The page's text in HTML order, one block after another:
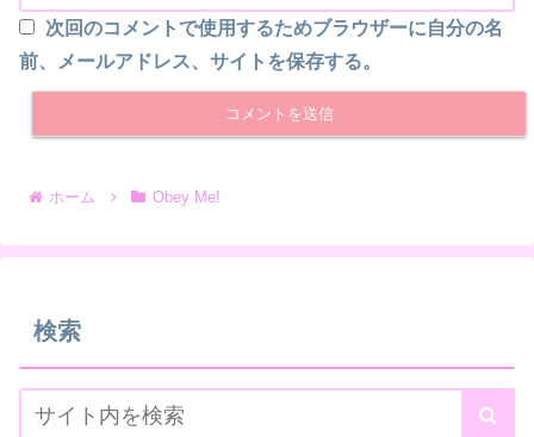
次回のコメントで使用するためブラウザーに自分の名
前、メールアドレス、サイトを保存する。
ホーム Obey Me!
検索